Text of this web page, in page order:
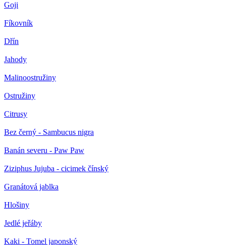
Goji
Fíkovník
Dřín
Jahody
Malinoostružiny
Ostružiny
Citrusy
Bez černý - Sambucus nigra
Banán severu - Paw Paw
Ziziphus Jujuba - cicimek čínský
Granátová jablka
Hlošiny
Jedlé jeřáby
Kaki - Tomel japonský